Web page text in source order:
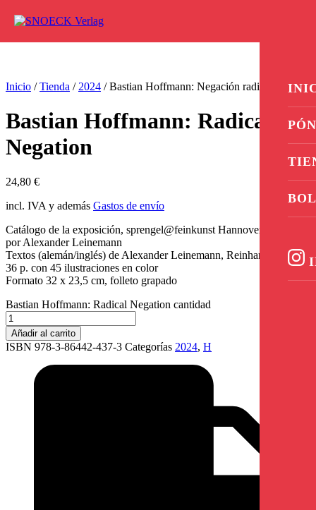
Inicio /Tienda / 2024 / Bastian Hoffmann: Negación radical
Bastian Hoffmann: Radical
Negation
24,80 €
incl. IVA y además Gastos de envío
Catálogo de la exposición, sprengel@feinkunst Hannover, editado
por Alexander Leinemann
Textos (alemán/inglés) de Alexander Leinemann, Reinhard Spieler
36 p. con 45 ilustraciones en color
Formato 32 x 23,5 cm, folleto grapado
Bastian Hoffmann: Radical Negation cantidad
Añadir al carrito
ISBN 978-3-86442-437-3 Categorías 2024, H